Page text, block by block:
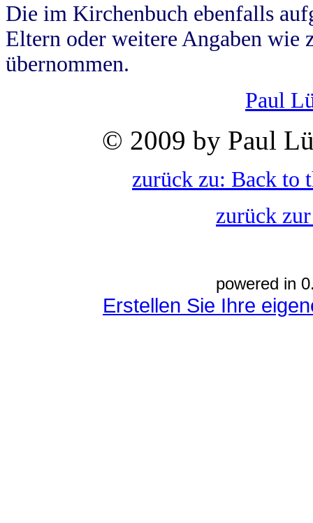
Die im Kirchenbuch ebenfalls
Eltern oder weitere Angaben wie
übernommen.
Paul
© 2009 by Paul
zurück zu: Back to
zurück
powered in
Erstellen Sie Ihre